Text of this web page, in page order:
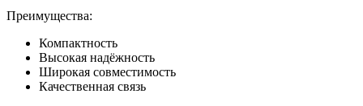
Преимущества:
Компактность
Высокая надёжность
Широкая совместимость
Качественная связь